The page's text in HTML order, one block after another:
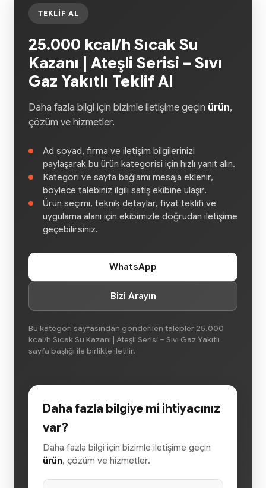
TEKLIF AL
25.000 kcal/h Sıcak Su
Kazanı | Ateşli Serisi – Sıvı
Gaz Yakıtlı Teklif Al
Daha fazla bilgi için bizimle iletişime geçin ürün,
çözüm ve hizmetler.
Ad soyad, firma ve iletişim bilgilerinizi
paylaşarak bu ürün kategorisi için hızlı yanıt alın.
Kategori ve sayfa bağlamı mesaja eklenir,
böylece talebiniz ilgili satış ekibine ulaşır.
Ürün seçimi, teknik detaylar, fiyat teklifi ve
uygulama alanı için ekibimizle doğrudan iletişime
geçebilirsiniz.
WhatsApp
Bizi Arayın
Bu kategori sayfasından gönderilen talepler 25.000
kcal/h Sıcak Su Kazanı | Ateşli Serisi – Sıvı Gaz Yakıtlı
sayfa başlığı ile birlikte iletilir.
Daha fazla bilgiye mi ihtiyacınız
var?
Daha fazla bilgi için bizimle iletişime geçin
ürün, çözüm ve hizmetler.